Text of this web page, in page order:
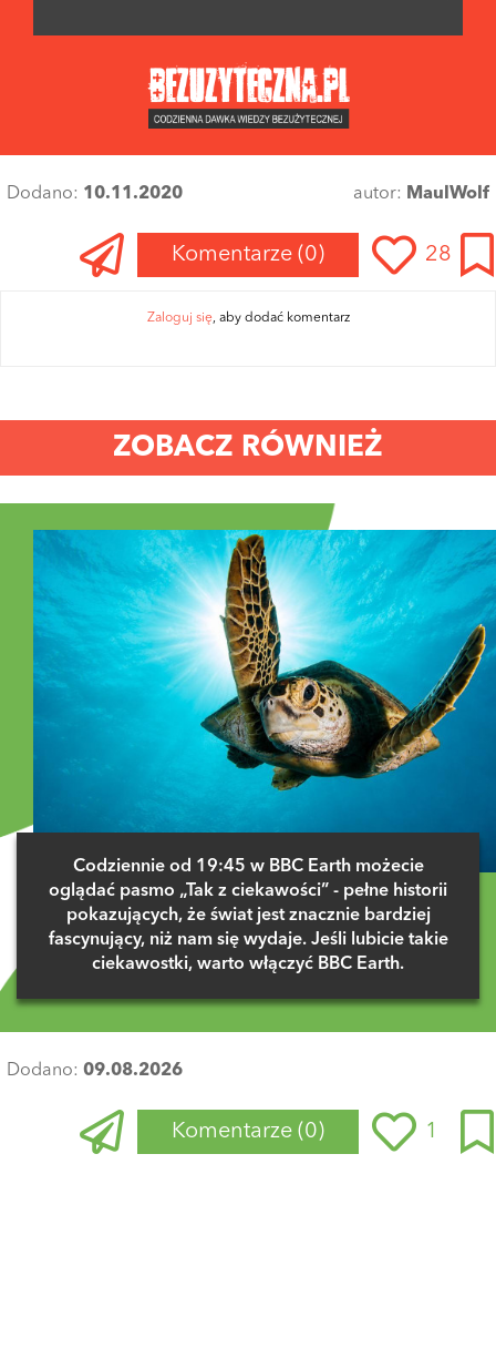
Dodano: 10.11.2020 autor: MaulWolf
Komentarze (0) 28
Zaloguj się, aby dodać komentarz
ZOBACZ RÓWNIEŻ
Codziennie od 19:45 w BBC Earth możecie
oglądać pasmo „Tak z ciekawości” - pełne historii
pokazujących, że świat jest znacznie bardziej
fascynujący, niż nam się wydaje. Jeśli lubicie takie
ciekawostki, warto włączyć BBC Earth.
Dodano: 09.08.2026
Komentarze (0) 1